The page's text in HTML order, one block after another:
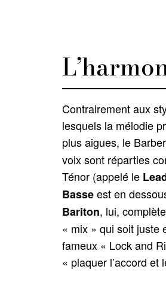
Contrairement aux
lesquels la mélodie
plus aigues, le
voix sont réparties
Ténor (appelé le
Basseest en
Bariton, lui,
« mix » qui soit juste
fameux « Lock and
« plaquer l’accord et